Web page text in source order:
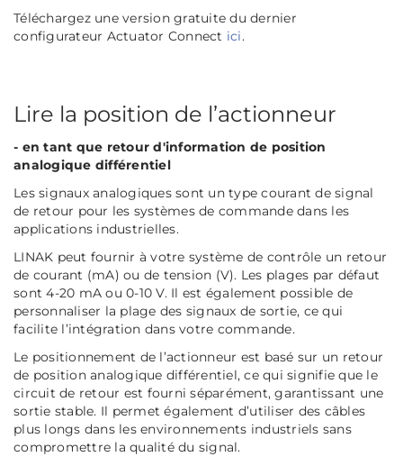
Téléchargez une version gratuite du dernier
configurateur Actuator Connect ici.
Lire la position de l’actionneur
- en tant que retour d'information de position
analogique différentiel
Les signaux analogiques sont un type courant de signal
de retour pour les systèmes de commande dans les
applications industrielles.
LINAK peut fournir à votre système de contrôle un retour
de courant (mA) ou de tension (V). Les plages par défaut
sont 4-20 mA ou 0-10 V. Il est également possible de
personnaliser la plage des signaux de sortie, ce qui
facilite l’intégration dans votre commande.
Le positionnement de l’actionneur est basé sur un retour
de position analogique différentiel, ce qui signifie que le
circuit de retour est fourni séparément, garantissant une
sortie stable. Il permet également d’utiliser des câbles
plus longs dans les environnements industriels sans
compromettre la qualité du signal.